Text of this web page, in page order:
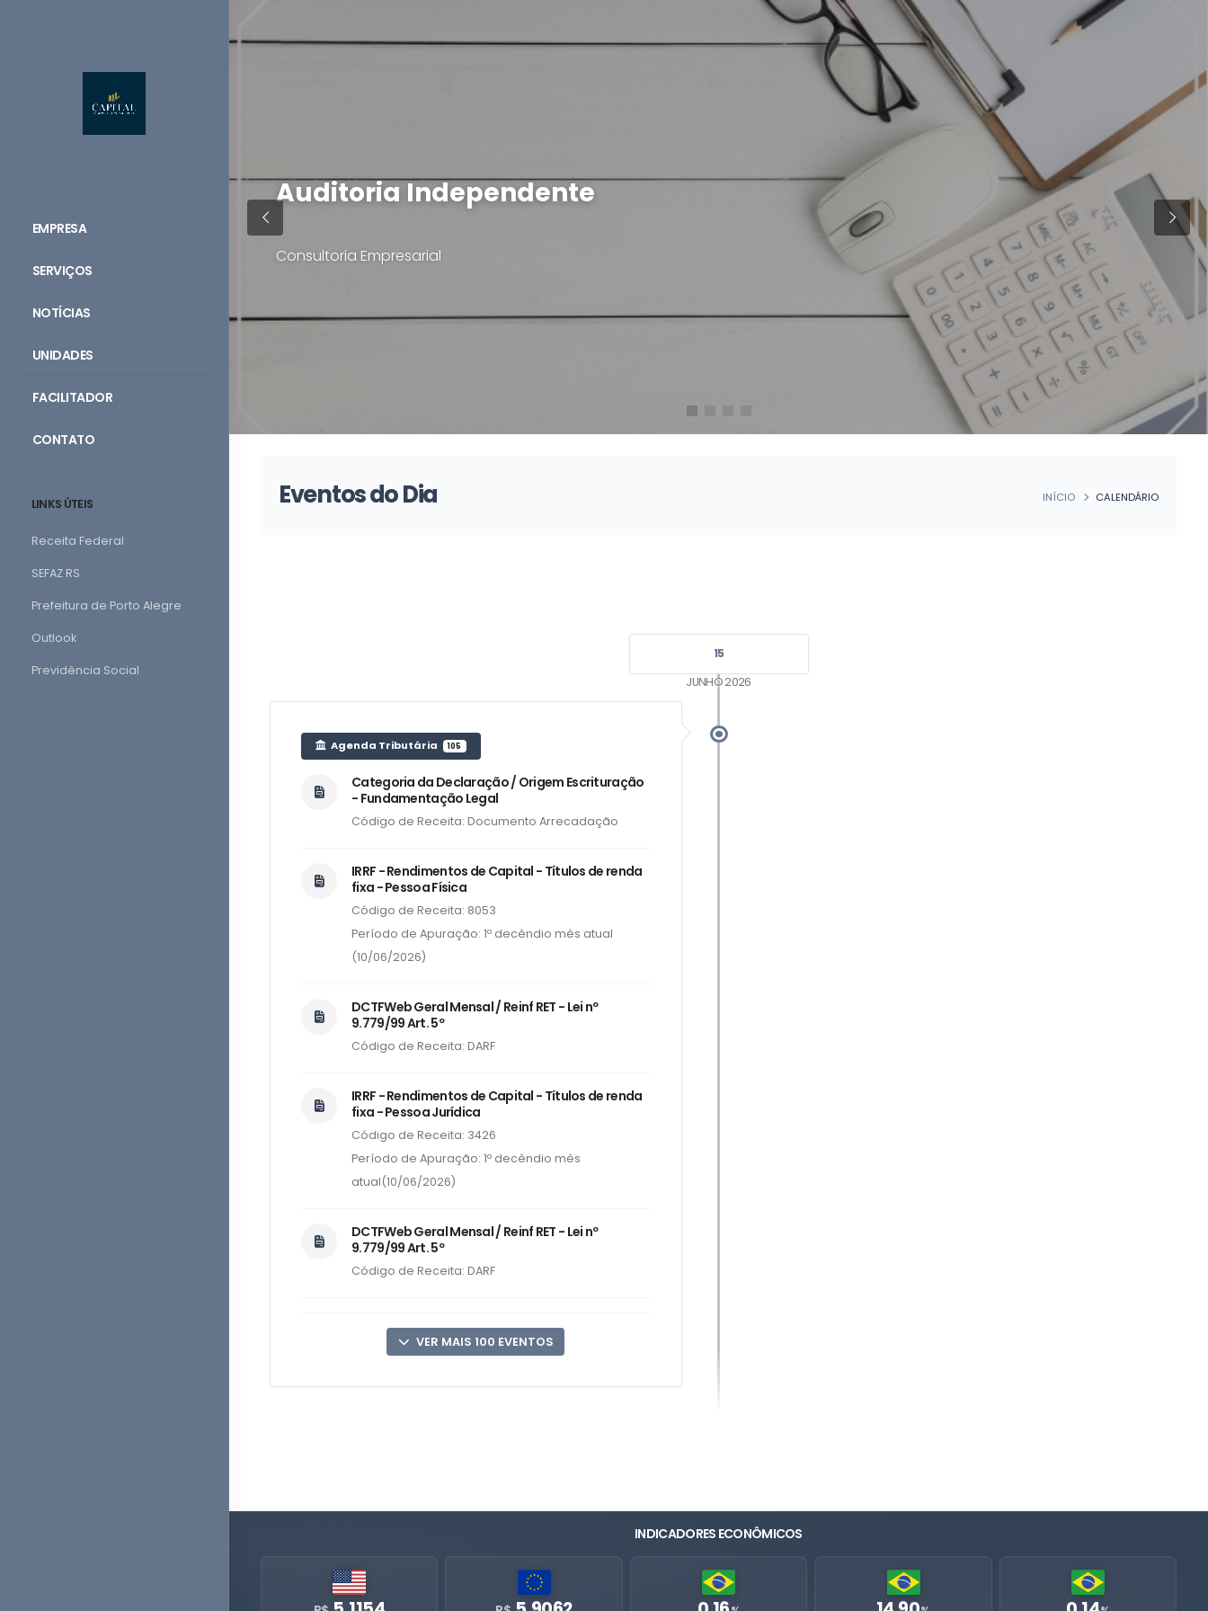
EMPRESA
SERVIÇOS
NOTÍCIAS
UNIDADES
FACILITADOR
CONTATO
LINKS ÚTEIS
Receita Federal
SEFAZ RS
Prefeitura de Porto Alegre
Outlook
Previdência Social
Auditoria Independente
Consultoria Empresarial
Eventos do Dia INÍCIO CALENDÁRIO
15
JUNHO 2026
Agenda Tributária 105
Categoria da Declaração / Origem Escrituração
- Fundamentação Legal
Código de Receita: Documento Arrecadação
IRRF - Rendimentos de Capital - Títulos de renda
fixa - Pessoa Física
Código de Receita: 8053
Período de Apuração: 1º decêndio mês atual
(10/06/2026)
DCTFWeb Geral Mensal / Reinf RET - Lei nº
9.779/99 Art. 5º
Código de Receita: DARF
IRRF - Rendimentos de Capital - Títulos de renda
fixa - Pessoa Jurídica
Código de Receita: 3426
Período de Apuração: 1º decêndio mês
atual(10/06/2026)
DCTFWeb Geral Mensal / Reinf RET - Lei nº
9.779/99 Art. 5º
Código de Receita: DARF
VER MAIS 100 EVENTOS
INDICADORES ECONÔMICOS